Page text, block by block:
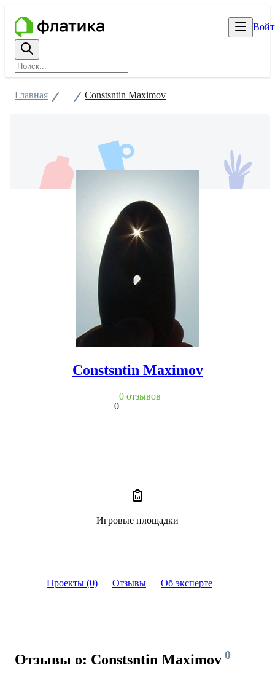
Проекты (0) Отзывы Об эксперте
Отзывы о: Constsntin Maximov 0
Главная Constsntin Maximov
Constsntin Maximov
0
0 отзывов
Игровые площадки